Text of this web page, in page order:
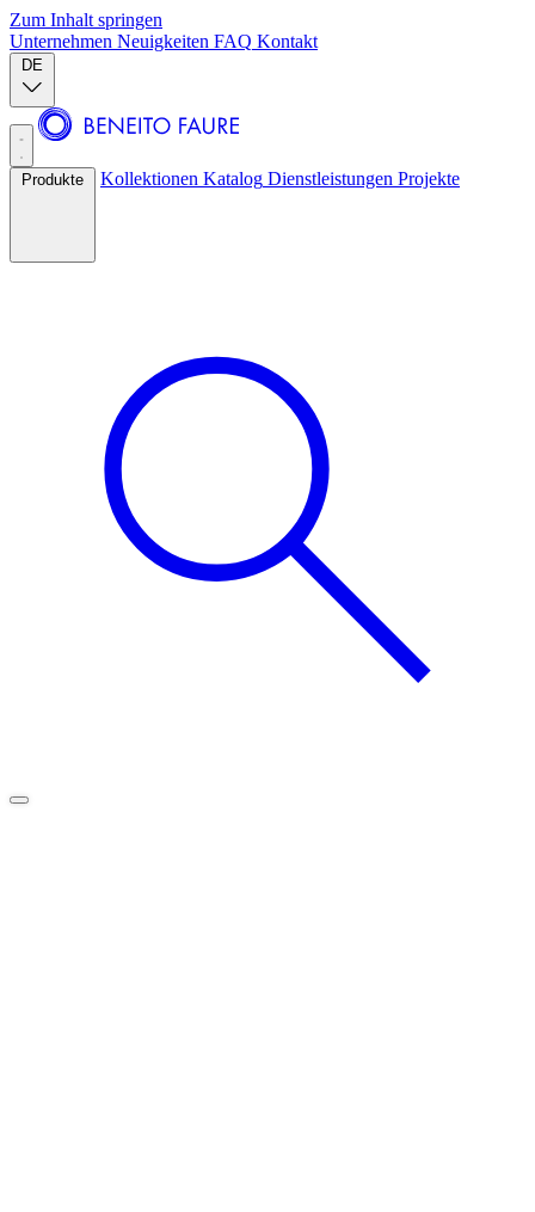
Zum Inhalt springen
Unternehmen Neuigkeiten FAQ Kontakt
DE
Produkte Kollektionen Katalog Dienstleistungen Projekte